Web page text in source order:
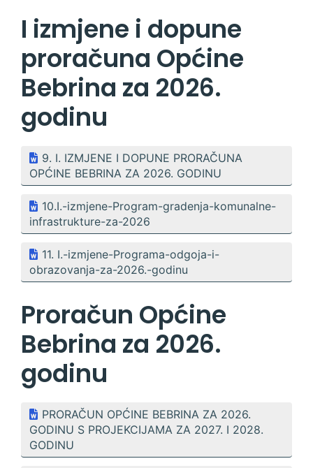
I izmjene i dopune
proračuna Općine
Bebrina za 2026.
godinu
9. I. IZMJENE I DOPUNE PRORAČUNA
OPĆINE BEBRINA ZA 2026. GODINU
10.I.-izmjene-Program-gradenja-komunalne-
infrastrukture-za-2026
11. I.-izmjene-Programa-odgoja-i-
obrazovanja-za-2026.-godinu
Proračun Općine
Bebrina za 2026.
godinu
PRORAČUN OPĆINE BEBRINA ZA 2026.
GODINU S PROJEKCIJAMA ZA 2027. I 2028.
GODINU